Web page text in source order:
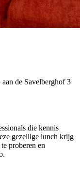
de Savelberghof 3
die kennis
gezellige lunch krijg
proberen en